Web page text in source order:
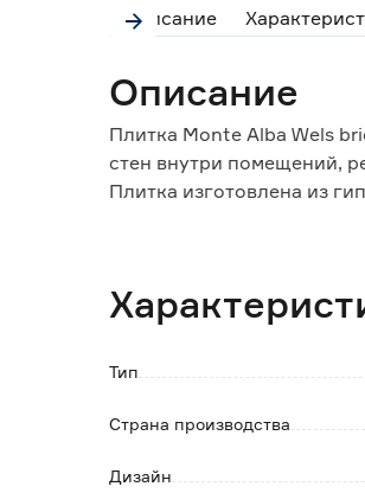
Описание
Описание
Плитка Monte Alba Wels
стен внутри помещений,
Плитка изготовлена из
- негорючий экологически
- при укладке необходимо
Обратите внимание:
Тип
Страна производства
Дизайн